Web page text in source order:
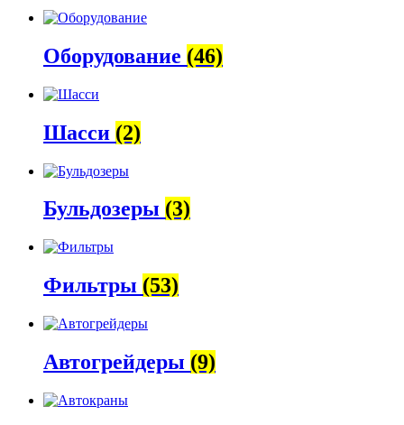
Оборудование (46)
Шасси (2)
Бульдозеры (3)
Фильтры (53)
Автогрейдеры (9)